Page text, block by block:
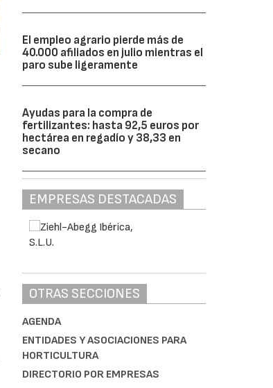
El empleo agrario pierde más de
40.000 afiliados en julio mientras el
paro sube ligeramente
Ayudas para la compra de
fertilizantes: hasta 92,5 euros por
hectárea en regadío y 38,33 en
secano
EMPRESAS DESTACADAS
OTRAS SECCIONES
AGENDA
ENTIDADES Y ASOCIACIONES PARA
HORTICULTURA
DIRECTORIO POR EMPRESAS